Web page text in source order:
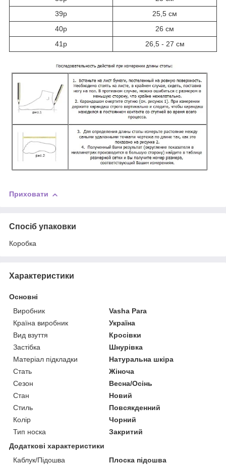
39р
25,5 см
40р
26 см
41р
26,5 - 27 см
Приховати
Спосіб упаковки
Коробка
Характеристики
Основні
Виробник
Vasha Para
Країна виробник
Україна
Вид взуття
Кросівки
Застібка
Шнурівка
Матеріал підкладки
Натуральна шкіра
Стать
Жіноча
Сезон
Весна/Осінь
Стан
Новий
Стиль
Повсякденний
Колір
Чорний
Тип носка
Закритий
Додаткові характеристики
Каблук/Підошва
Плоска підошва